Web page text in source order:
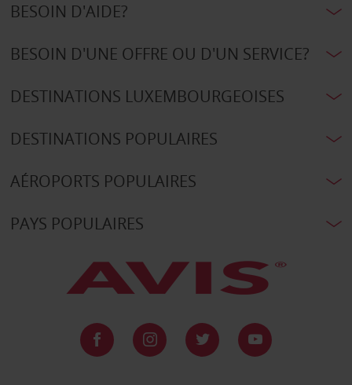
BESOIN D'AIDE?
BESOIN D'UNE OFFRE OU D'UN SERVICE?
DESTINATIONS LUXEMBOURGEOISES
DESTINATIONS POPULAIRES
AÉROPORTS POPULAIRES
PAYS POPULAIRES